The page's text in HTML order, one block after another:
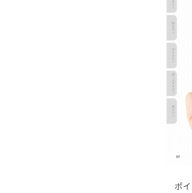
ポイ